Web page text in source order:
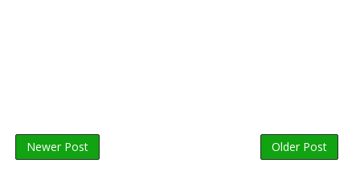
Newer Post Older Post